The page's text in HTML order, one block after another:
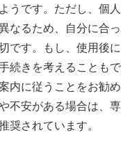
うです。ただし、個人
なるため、自分に合っ
です。もし、使用後に
続きを考えることもで
内に従うことをお勧め
不安がある場合は、専
奨されています。